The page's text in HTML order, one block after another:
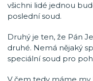
všichni lidé jednou
poslední soud.
Druhý je ten, že Pán
druhé. Nemá nějaký
speciální soud pro